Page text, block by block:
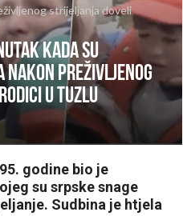
strijeljanja doveli
kada su
nakon preživljenog
u Tuzlu
godine bio je
su srpske snage
Sudbina je htjela